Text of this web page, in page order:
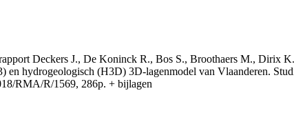
Deckers J., De Koninck R., Bos S., Broothaers M., Dirix
hydrogeologisch (H3D) 3D-lagenmodel van Vlaanderen.
RMA/R/1569, 286p. + bijlagen